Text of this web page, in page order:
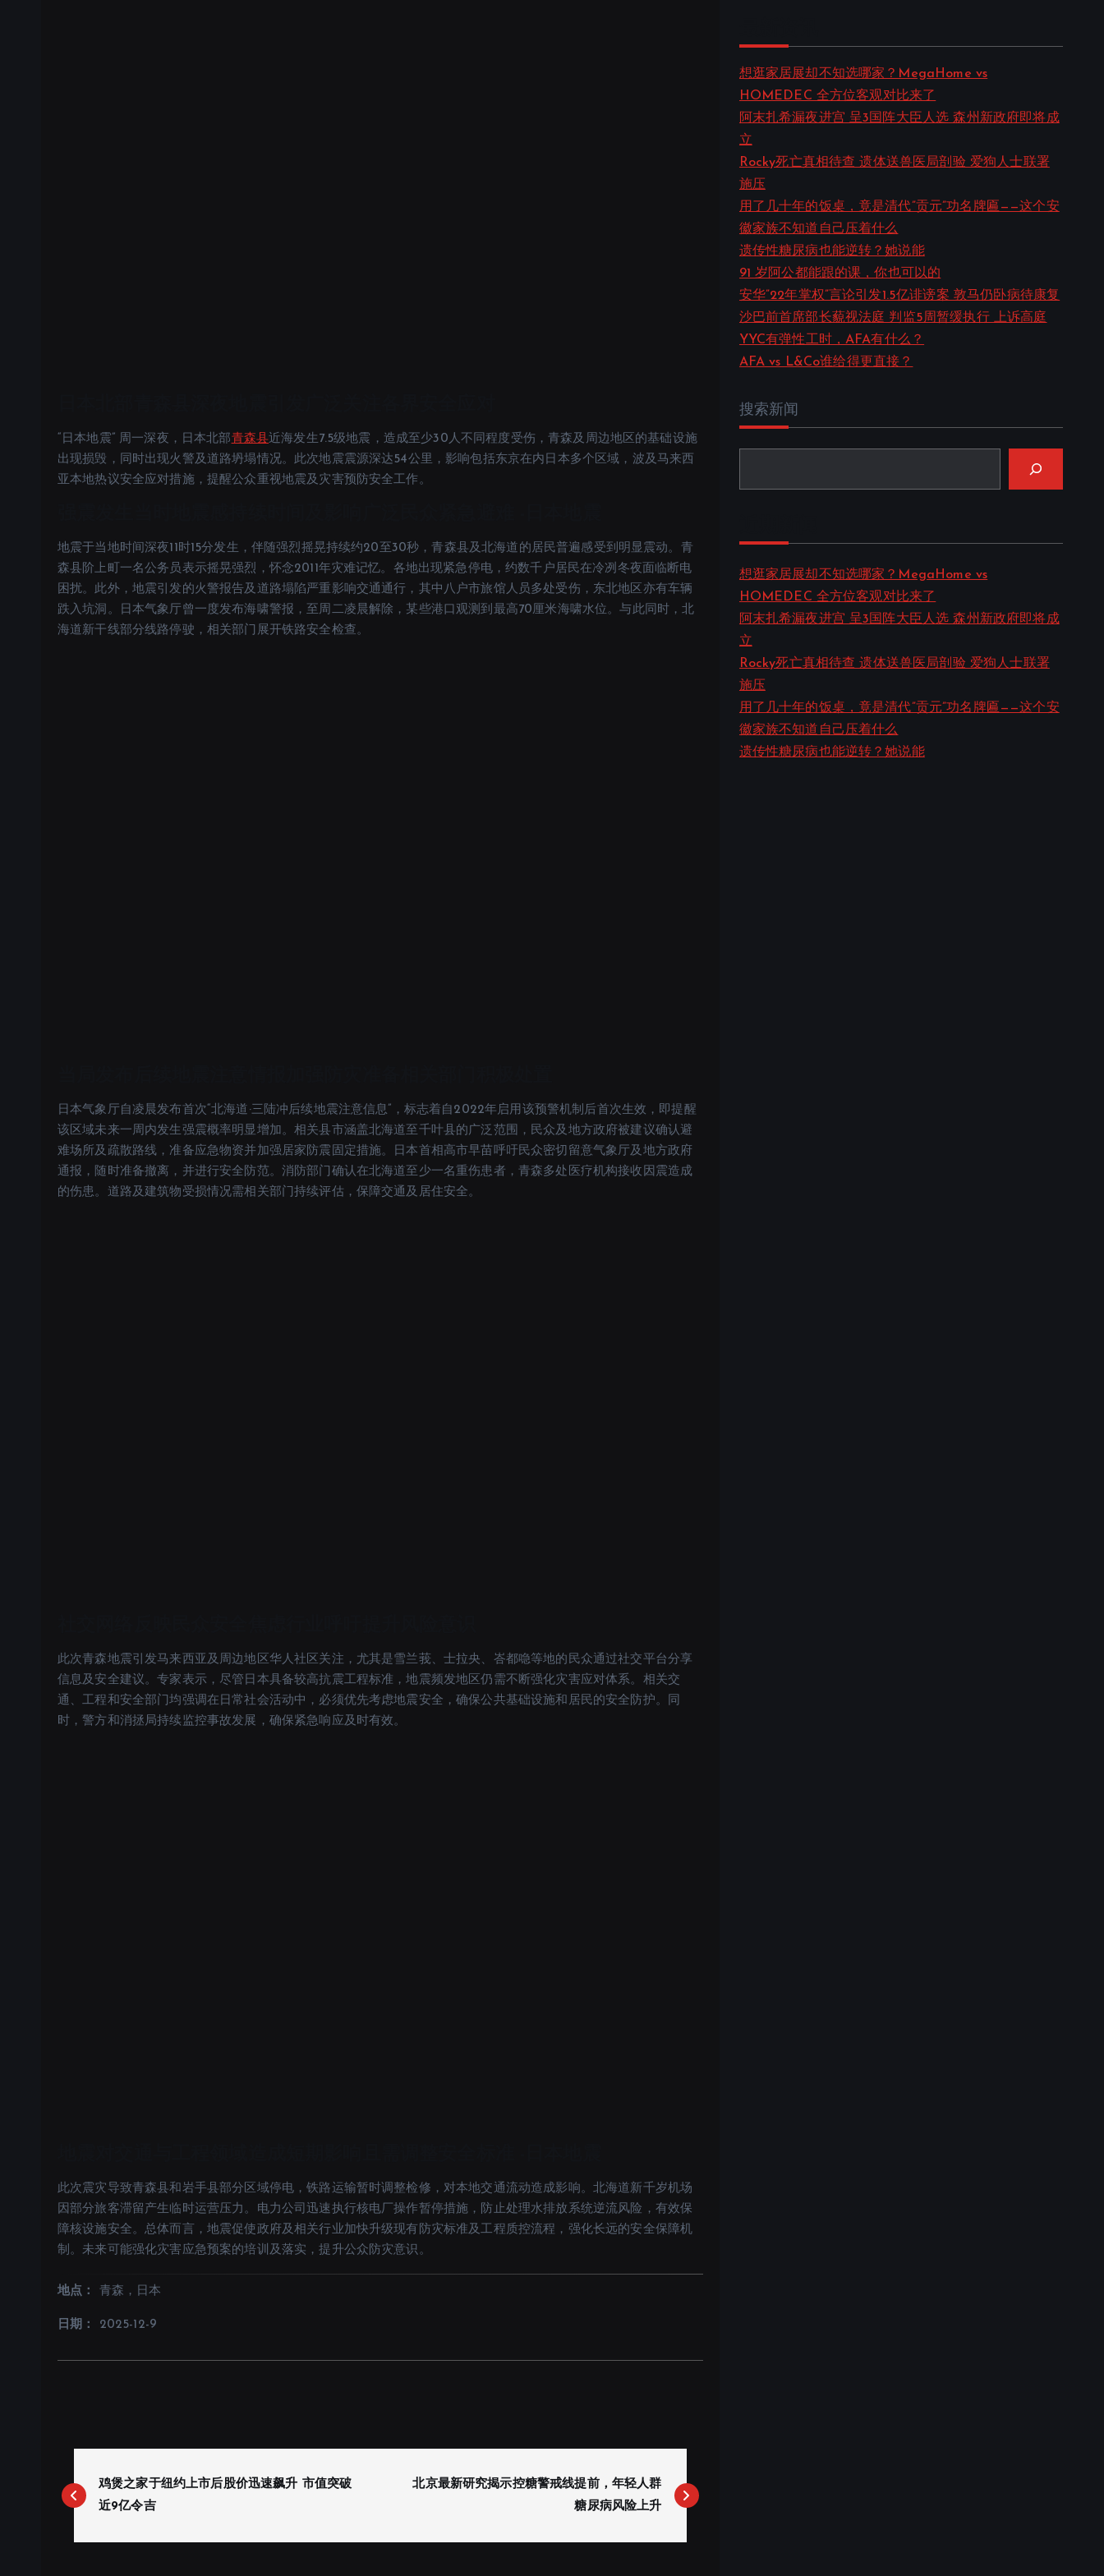
“日本地震” 周一深夜，日本北部青森县近海发生7.5级地震，造成至少30人不同程度受伤，青森及周边地区的基础设施
出现损毁，同时出现火警及道路坍塌情况。此次地震震源深达54公里，影响包括东京在内日本多个区域，波及马来西
亚本地热议安全应对措施，提醒公众重视地震及灾害预防安全工作。
地震于当地时间深夜11时15分发生，伴随强烈摇晃持续约20至30秒，青森县及北海道的居民普遍感受到明显震动。青
森县阶上町一名公务员表示摇晃强烈，怀念2011年灾难记忆。各地出现紧急停电，约数千户居民在冷冽冬夜面临断电
困扰。此外，地震引发的火警报告及道路塌陷严重影响交通通行，其中八户市旅馆人员多处受伤，东北地区亦有车辆
跌入坑洞。日本气象厅曾一度发布海啸警报，至周二凌晨解除，某些港口观测到最高70厘米海啸水位。与此同时，北
海道新干线部分线路停驶，相关部门展开铁路安全检查。
日本气象厅自凌晨发布首次“北海道·三陆冲后续地震注意信息”，标志着自2022年启用该预警机制后首次生效，即提醒
该区域未来一周内发生强震概率明显增加。相关县市涵盖北海道至千叶县的广泛范围，民众及地方政府被建议确认避
难场所及疏散路线，准备应急物资并加强居家防震固定措施。日本首相高市早苗呼吁民众密切留意气象厅及地方政府
通报，随时准备撤离，并进行安全防范。消防部门确认在北海道至少一名重伤患者，青森多处医疗机构接收因震造成
的伤患。道路及建筑物受损情况需相关部门持续评估，保障交通及居住安全。
此次青森地震引发马来西亚及周边地区华人社区关注，尤其是雪兰莪、士拉央、峇都喼等地的民众通过社交平台分享
信息及安全建议。专家表示，尽管日本具备较高抗震工程标准，地震频发地区仍需不断强化灾害应对体系。相关交
通、工程和安全部门均强调在日常社会活动中，必须优先考虑地震安全，确保公共基础设施和居民的安全防护。同
时，警方和消拯局持续监控事故发展，确保紧急响应及时有效。
此次震灾导致青森县和岩手县部分区域停电，铁路运输暂时调整检修，对本地交通流动造成影响。北海道新千岁机场
因部分旅客滞留产生临时运营压力。电力公司迅速执行核电厂操作暂停措施，防止处理水排放系统逆流风险，有效保
障核设施安全。总体而言，地震促使政府及相关行业加快升级现有防灾标准及工程质控流程，强化长远的安全保障机
制。未来可能强化灾害应急预案的培训及落实，提升公众防灾意识。
地点： 青森，日本
日期： 2025-12-9
o
s
鸡煲之家于纽约上市后股价迅速飙升 市值突破
近9亿令吉
北京最新研究揭示控糖警戒线提前，年轻人群
糖尿病风险上升
r
c
h
想逛家居展却不知选哪家？MegaHome vs
HOMEDEC 全方位客观对比来了
阿末扎希漏夜进宫 呈3国阵大臣人选 森州新政府即将成
立
Rocky死亡真相待查 遗体送兽医局剖验 爱狗人士联署
施压
用了几十年的饭桌，竟是清代”贡元”功名牌匾——这个安
徽家族不知道自己压着什么
遗传性糖尿病也能逆转？她说能
91 岁阿公都能跟的课，你也可以的
安华”22年掌权”言论引发1.5亿诽谤案 敦马仍卧病待康复
沙巴前首席部长藐视法庭 判监5周暂缓执行 上诉高庭
YYC有弹性工时，AFA有什么？
AFA vs L&Co谁给得更直接？
搜索新闻
想逛家居展却不知选哪家？MegaHome vs
HOMEDEC 全方位客观对比来了
阿末扎希漏夜进宫 呈3国阵大臣人选 森州新政府即将成
立
Rocky死亡真相待查 遗体送兽医局剖验 爱狗人士联署
施压
用了几十年的饭桌，竟是清代”贡元”功名牌匾——这个安
徽家族不知道自己压着什么
遗传性糖尿病也能逆转？她说能